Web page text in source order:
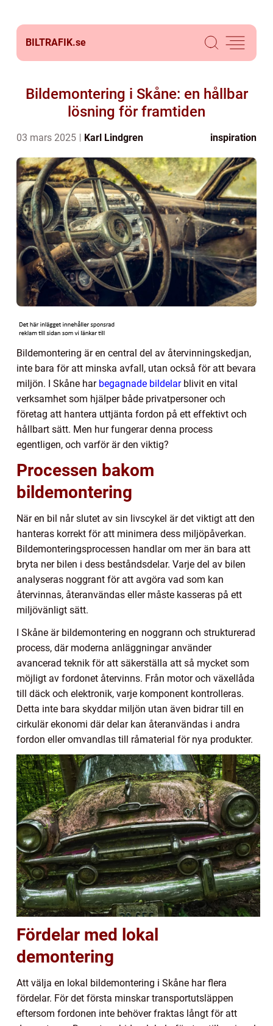
BILTRAFIK.se
Bildemontering i Skåne: en hållbar
lösning för framtiden
03 mars 2025 Karl Lindgren inspiration
Bildemontering är en central del av återvinningskedjan,
inte bara för att minska avfall, utan också för att bevara
miljön. I Skåne har begagnade bildelarblivit en vital
verksamhet som hjälper både privatpersoner och
företag att hantera uttjänta fordon på ett effektivt och
hållbart sätt. Men hur fungerar denna process
egentligen, och varför är den viktig?
Processen bakom
bildemontering
När en bil når slutet av sin livscykel är det viktigt att den
hanteras korrekt för att minimera dess miljöpåverkan.
Bildemonteringsprocessen handlar om mer än bara att
bryta ner bilen i dess beståndsdelar. Varje del av bilen
analyseras noggrant för att avgöra vad som kan
återvinnas, återanvändas eller måste kasseras på ett
miljövänligt sätt.
I Skåne är bildemontering en noggrann och strukturerad
process, där moderna anläggningar använder
avancerad teknik för att säkerställa att så mycket som
möjligt av fordonet återvinns. Från motor och växellåda
till däck och elektronik, varje komponent kontrolleras.
Detta inte bara skyddar miljön utan även bidrar till en
cirkulär ekonomi där delar kan återanvändas i andra
fordon eller omvandlas till råmaterial för nya produkter.
Fördelar med lokal
demontering
Att välja en lokal bildemontering i Skåne har flera
fördelar. För det första minskar transportutsläppen
eftersom fordonen inte behöver fraktas långt för att